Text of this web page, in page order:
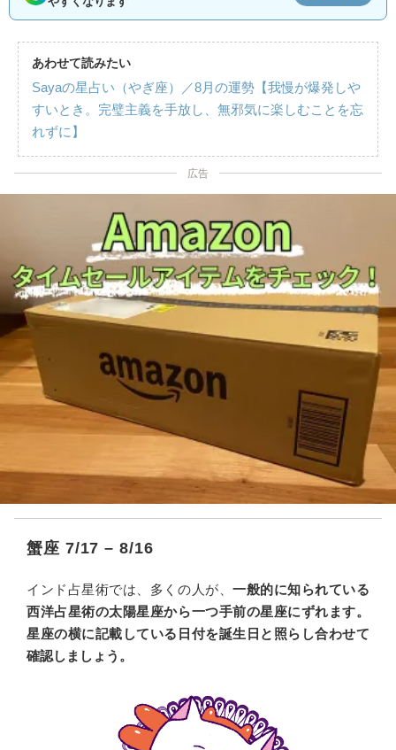
あわせて読みたい
Sayaの星占い（やぎ座）／8月の運勢【我慢が爆発しや
すいとき。完璧主義を手放し、無邪気に楽しむことを忘
れずに】
広告
蟹座 7/17 – 8/16
インド占星術では、多くの人が、一般的に知られている
西洋占星術の太陽星座から一つ手前の星座にずれます。
星座の横に記載している日付を誕生日と照らし合わせて
確認しましょう。